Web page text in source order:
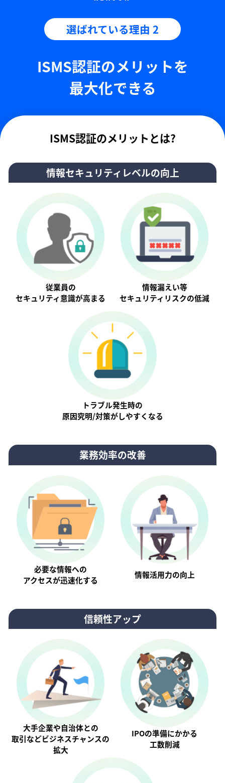
選ばれている理由 2
ISMS認証のメリットを
最大化できる
ISMS認証のメリットとは?
情報セキュリティレベルの向上
従業員の
セキュリティ意識が⾼まる
情報漏えい等
セキュリティリスクの低減
トラブル発生時の
原因究明/対策がしやすくなる
業務効率の改善
必要な情報への
アクセスが迅速化する
情報活⽤⼒の向上
信頼性アップ
大手企業や自治体との
取引などビジネスチャンスの
拡大
IPOの準備にかかる
工数削減